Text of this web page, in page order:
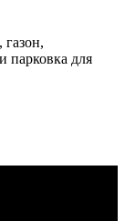
парковка для